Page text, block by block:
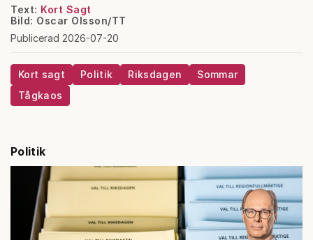
Text: Kort Sagt
Bild: Oscar Olsson/TT
Publicerad 2026-07-20
Kort sagt Politik Riksdagen
Sommar
Tågkaos
Politik